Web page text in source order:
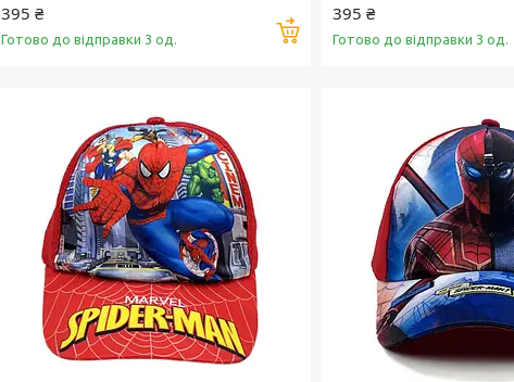
395 ₴
Готово до відправки 3 од. Купити
395 ₴
Готово до відправки 3 од.